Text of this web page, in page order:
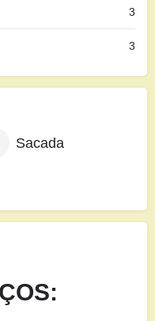
3
3
Sacada